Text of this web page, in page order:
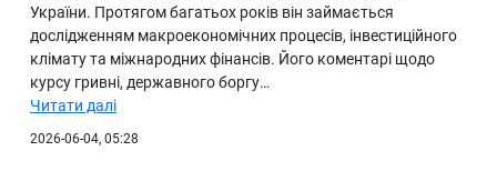
України. Протягом багатьох років він займається
дослідженням макроекономічних процесів, інвестиційного
клімату та міжнародних фінансів. Його коментарі щодо
курсу гривні, державного боргу…
Читати далі
2026-06-04, 05:28